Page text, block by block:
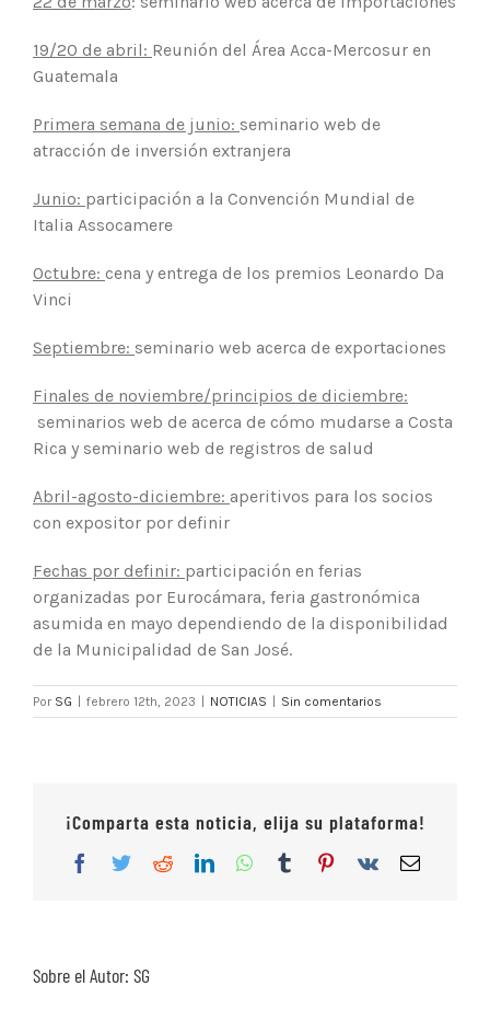
19/20 de abril: Reunión del Área Acca-Mercosur en
Guatemala
Primera semana de junio: seminario web de
atracción de inversión extranjera
Junio: participación a la Convención Mundial de
Italia Assocamere
Octubre: cena y entrega de los premios Leonardo Da
Vinci
Septiembre: seminario web acerca de exportaciones
Finales de noviembre/principios de diciembre:
seminarios web de acerca de cómo mudarse a Costa
Rica y seminario web de registros de salud
Abril-agosto-diciembre: aperitivos para los socios
con expositor por definir
Fechas por definir: participación en ferias
organizadas por Eurocámara, feria gastronómica
asumida en mayo dependiendo de la disponibilidad
de la Municipalidad de San José.
Por SG febrero 12th, 2023 NOTICIAS Sin comentarios
¡Comparta esta noticia, elija su plataforma!
Facebook
TwitterRedditLinkedInWhatsApp
TumblrPinterest
Vk
Correo
Sobre el Autor: SG